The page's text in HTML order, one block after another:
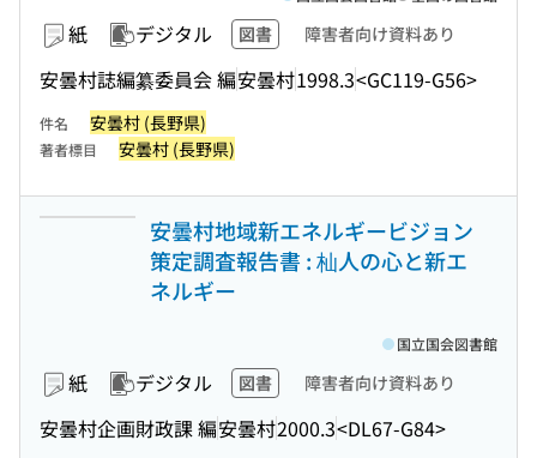
紙 デジタル 図書 障害者向け資料あり
安曇村誌編纂委員会 編安曇村1998.3<GC119-G56>
件名 安曇村 (長野県)
著者標目 安曇村 (長野県)
安曇村地域新エネルギービジョン
策定調査報告書 : 杣人の心と新エ
ネルギー
紙 デジタル 図書 障害者向け資料あり
安曇村企画財政課 編安曇村2000.3<DL67-G84>
国立国会図書館